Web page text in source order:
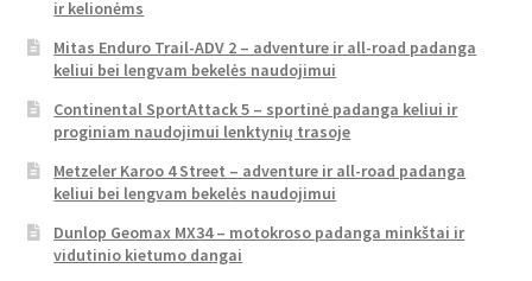
ir kelionėms
Mitas Enduro Trail-ADV 2 – adventure ir all-road padanga
keliui bei lengvam bekelės naudojimui
Continental SportAttack 5 – sportinė padanga keliui ir
proginiam naudojimui lenktynių trasoje
Metzeler Karoo 4 Street – adventure ir all-road padanga
keliui bei lengvam bekelės naudojimui
Dunlop Geomax MX34 – motokroso padanga minkštai ir
vidutinio kietumo dangai